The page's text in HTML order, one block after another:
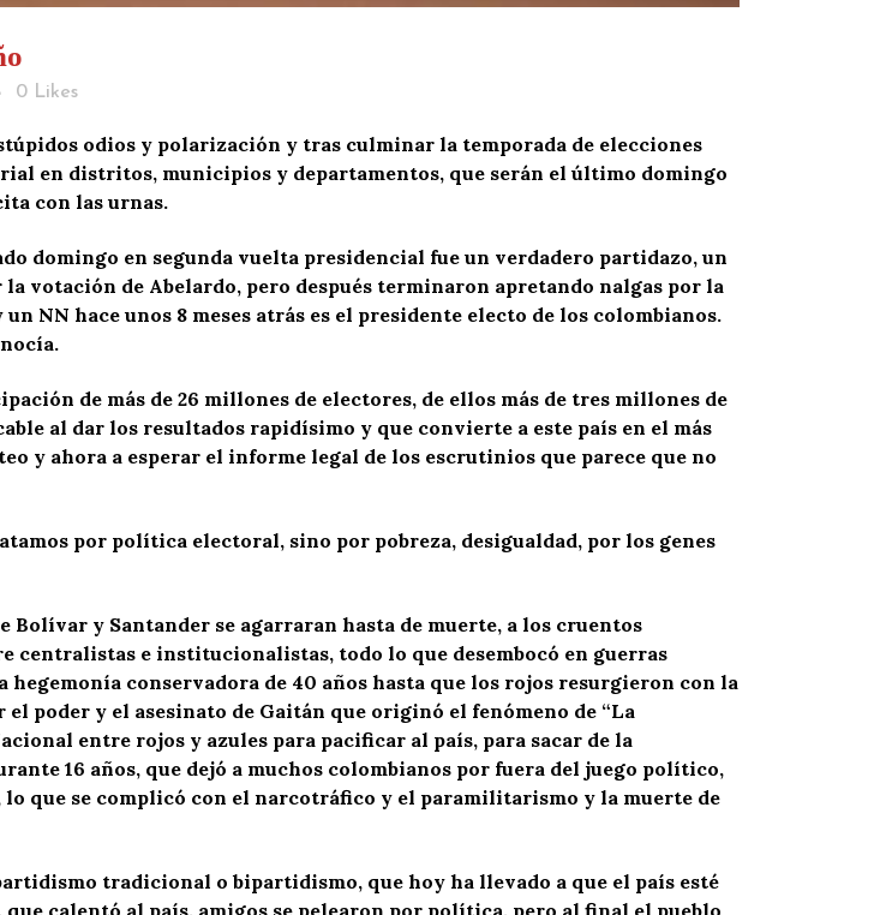
0 Likes
odios y polarización y tras culminar la temporada de elecciones
en distritos, municipios y departamentos, que serán el último domingo
con las urnas.
domingo en segunda vuelta presidencial fue un verdadero partidazo, un
votación de Abelardo, pero después terminaron apretando nalgas por la
NN hace unos 8 meses atrás es el presidente electo de los colombianos.
de más de 26 millones de electores, de ellos más de tres millones de
al dar los resultados rapidísimo y que convierte a este país en el más
y ahora a esperar el informe legal de los escrutinios que parece que no
por política electoral, sino por pobreza, desigualdad, por los genes
Bolívar y Santander se agarraran hasta de muerte, a los cruentos
e institucionalistas, todo lo que desembocó en guerras
conservadora de 40 años hasta que los rojos resurgieron con la
poder y el asesinato de Gaitán que originó el fenómeno de “La
entre rojos y azules para pacificar al país, para sacar de la
16 años, que dejó a muchos colombianos por fuera del juego político,
que se complicó con el narcotráfico y el paramilitarismo y la muerte de
tradicional o bipartidismo, que hoy ha llevado a que el país esté
calentó al país, amigos se pelearon por política, pero al final el pueblo